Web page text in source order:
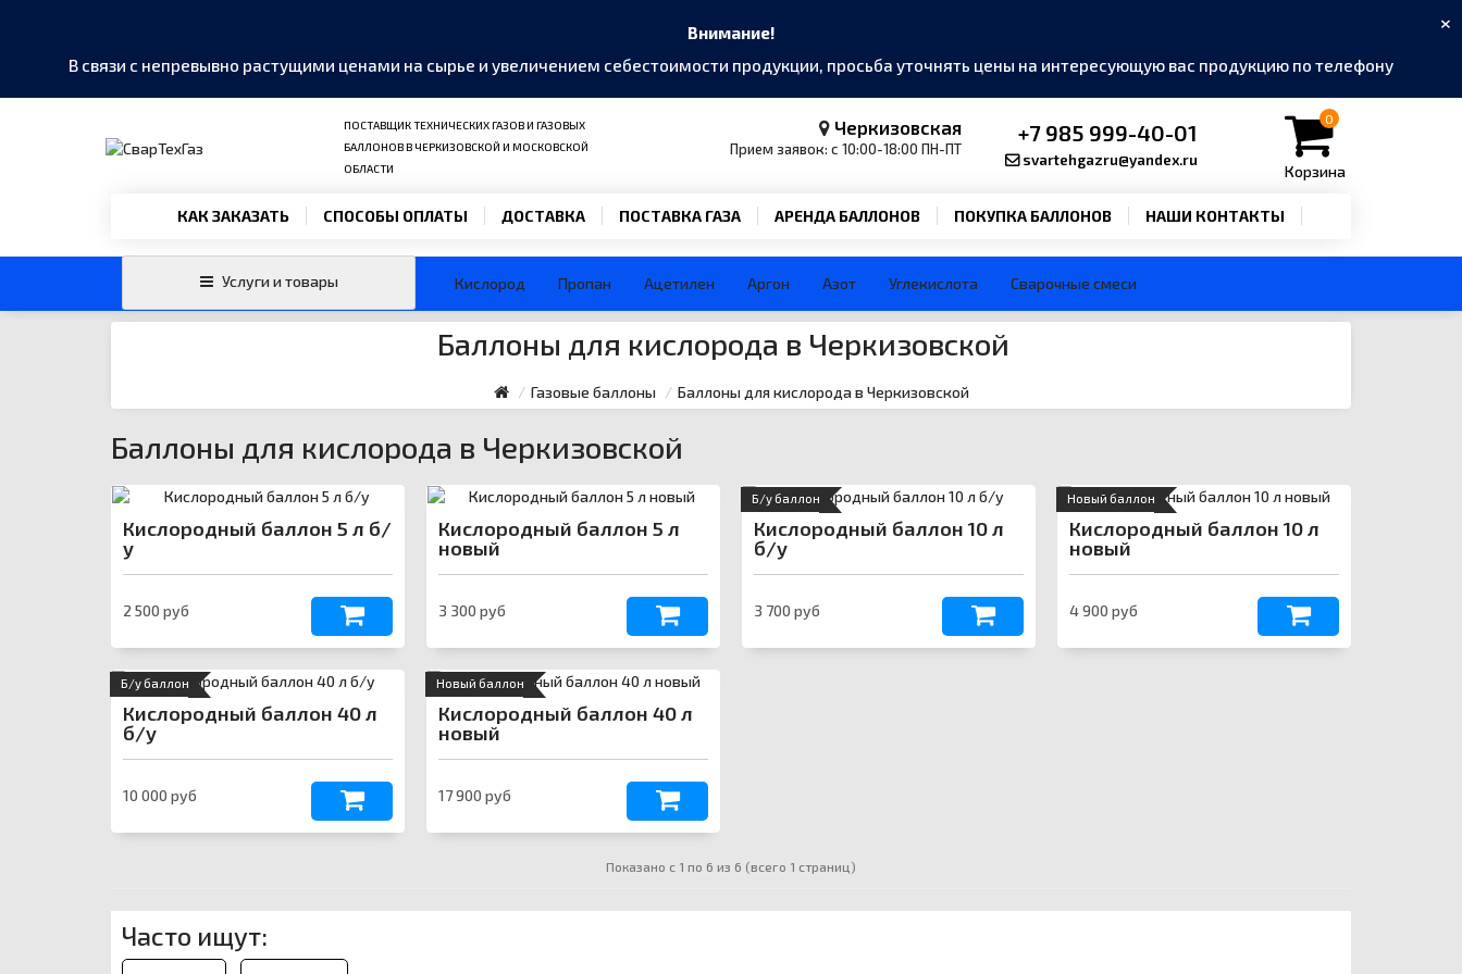
Внимание!
В связи с непревывно растущими ценами на сырье и увеличением себестоимости продукции, просьба уточнять цены на интересующую вас продукцию по телефону
×
ПОСТАВЩИК ТЕХНИЧЕСКИХ ГАЗОВ И ГАЗОВЫХ
БАЛЛОНОВ В ЧЕРКИЗОВСКОЙ И МОСКОВСКОЙ
ОБЛАСТИ
Черкизовская
Прием заявок: с 10:00-18:00 ПН-ПТ
+7 985 999-40-01
svartehgazru@yandex.ru
0
Корзина
КАК ЗАКАЗАТЬ СПОСОБЫ ОПЛАТЫ ДОСТАВКА ПОСТАВКА ГАЗА АРЕНДА БАЛЛОНОВ ПОКУПКА БАЛЛОНОВ НАШИ КОНТАКТЫ
Кислород Пропан Ацетилен Аргон Азот Углекислота Сварочные смеси
Услуги и товары
Баллоны для кислорода в Черкизовской
Газовые баллоны Баллоны для кислорода в Черкизовской
Баллоны для кислорода в Черкизовской
Кислородный баллон 5 л б/
у
2 500 руб
Кислородный баллон 5 л
новый
3 300 руб
Б/у баллон
Кислородный баллон 10 л
б/у
3 700 руб
Новый баллон
Кислородный баллон 10 л
новый
4 900 руб
Б/у баллон
Кислородный баллон 40 л
б/у
10 000 руб
Новый баллон
Кислородный баллон 40 л
новый
17 900 руб
Показано с 1 по 6 из 6 (всего 1 страниц)
Часто ищут:
Написать в мессенджер ›
@SvarTehGaz ›
Email
svartehgazru@yandex.ru ›